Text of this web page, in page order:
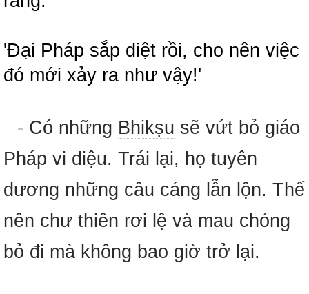
'Đại Pháp sắp diệt rồi, cho nên việc
đó mới xảy ra như vậy!'
- Có những Bhikṣu sẽ vứt bỏ giáo
Pháp vi diệu. Trái lại, họ tuyên
dương những câu cáng lẫn lộn. Thế
nên chư thiên rơi lệ và mau chóng
bỏ đi mà không bao giờ trở lại.